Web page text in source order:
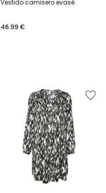
Vestido camisero evasé
46.99 €